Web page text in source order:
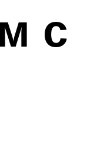
с